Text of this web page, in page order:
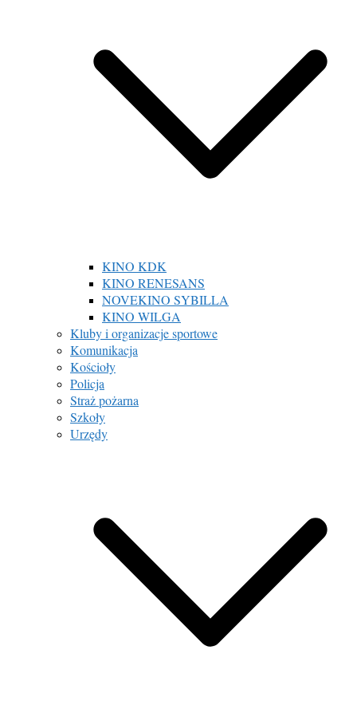
KINO KDK
KINO RENESANS
NOVEKINO SYBILLA
KINO WILGA
Kluby i organizacje sportowe
Komunikacja
Kościoły
Policja
Straż pożarna
Szkoły
Urzędy